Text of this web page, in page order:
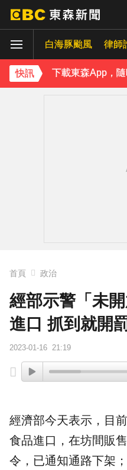
白海豚颱風 律師
快訊
下載東森App，隨
首頁 政治
經部示警「未
進口 抓到就開
2023-01-16 21:19
經濟部今天表示，目
食品進口，在坊間販
令，已通知通路下架